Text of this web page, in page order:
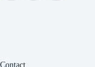
Contact